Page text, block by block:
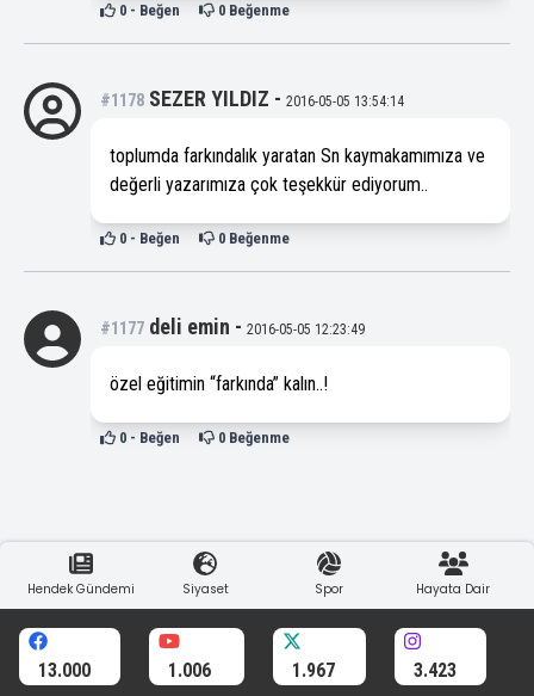
0- Beğen 0Beğenme
#1178 SEZER YILDIZ - 2016-05-05 13:54:14
toplumda farkındalık yaratan Sn kaymakamımıza ve
değerli yazarımıza çok teşekkür ediyorum..
0- Beğen 0Beğenme
#1177 deli emin - 2016-05-05 12:23:49
özel eğitimin “farkında” kalın..!
0- Beğen 0Beğenme
Hendek Gündemi Siyaset Spor Hayata Dair
13.000 1.006 1.967 3.423